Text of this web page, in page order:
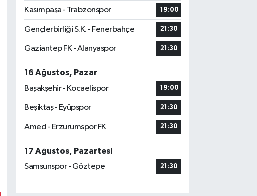
Kasımpaşa - Trabzonspor 19:00
Gençlerbirliği S.K. - Fenerbahçe 21:30
Gaziantep FK - Alanyaspor 21:30
16 Ağustos, Pazar
Başakşehir - Kocaelispor
19:00
Beşiktaş - Eyüpspor 21:30
Amed - Erzurumspor FK 21:30
17 Ağustos, Pazartesi
Samsunspor - Göztepe
21:30